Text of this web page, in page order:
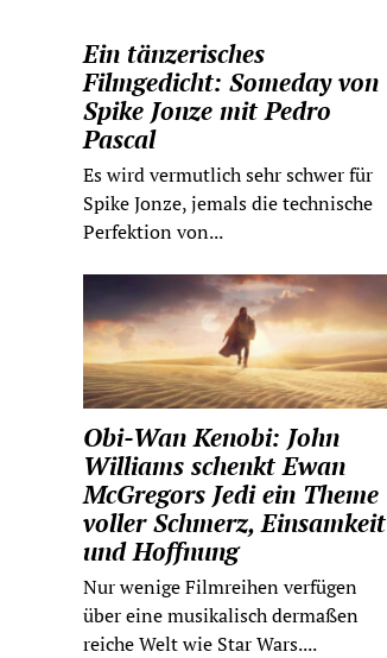
Ein tänzerisches
Filmgedicht: Someday von
Spike Jonze mit Pedro
Pascal
Es wird vermutlich sehr schwer für
Spike Jonze, jemals die technische
Perfektion von...
Obi-Wan Kenobi: John
Williams schenkt Ewan
McGregors Jedi ein Theme
voller Schmerz, Einsamkeit
und Hoffnung
Nur wenige Filmreihen verfügen
über eine musikalisch dermaßen
reiche Welt wie Star Wars....